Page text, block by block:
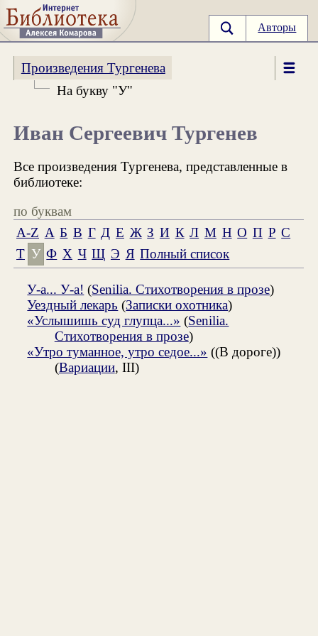
Авторы
Произведения Тургенева
На букву "У"
Иван Сергеевич Тургенев
Все произведения Тургенева, представленные в
библиотеке:
по буквам
A-Z А Б В Г Д Е Ж З И К Л М Н О П Р С
Т У Ф Х Ч Щ Э Я Полный список
У-а... У-а! (Senilia. Стихотворения в прозе)
Уездный лекарь (Записки охотника)
«Услышишь суд глупца...» (Senilia.
Стихотворения в прозе)
«Утро туманное, утро седое...» ((В дороге))
(Вариации, III)